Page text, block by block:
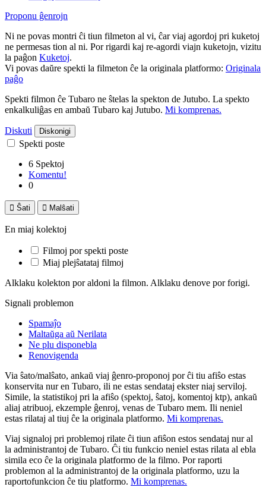
Proponu ĝenrojn
Ni ne povas montri ĉi tiun filmeton al vi, ĉar viaj agordoj pri kuketoj
ne permesas tion al ni. Por rigardi kaj re-agordi viajn kuketojn, vizitu
la paĝon Kuketoj.
Vi povas daŭre spekti la filmeton ĉe la originala platformo: Originala
paĝo
Spekti filmon ĉe Tubaro ne ŝtelas la spekton de Jutubo. La spekto
enkalkuliĝas en ambaŭ Tubaro kaj Jutubo. Mi komprenas.
Diskuti Diskonigi
Spekti poste
6 Spektoj
Komentu!
0
 Ŝati  Malŝati
En miaj kolektoj
Filmoj por spekti poste
Miaj plejŝatataj filmoj
Alklaku kolekton por aldoni la filmon. Alklaku denove por forigi.
Signali problemon
Spamaĵo
Maltaŭga aŭ Nerilata
Ne plu disponebla
Renovigenda
Via ŝato/malŝato, ankaŭ viaj ĝenro-proponoj por ĉi tiu afiŝo estas
konservita nur en Tubaro, ili ne estas sendataj ekster niaj serviloj.
Simile, la statistikoj pri la afiŝo (spektoj, ŝatoj, komentoj ktp), ankaŭ
aliaj atribuoj, ekzemple ĝenroj, venas de Tubaro mem. Ili neniel
estas rilataj al tiuj ĉe la originala platformo. Mi komprenas.
Viaj signaloj pri problemoj rilate ĉi tiun afiŝon estos sendataj nur al
la administrantoj de Tubaro. Ĉi tiu funkcio neniel estas rilata al ebla
simila eco ĉe la originala platformo de la filmo. Por raporti
problemon al la administrantoj de la originala platformo, uzu la
raportofunkcion ĉe tiu platformo. Mi komprenas.